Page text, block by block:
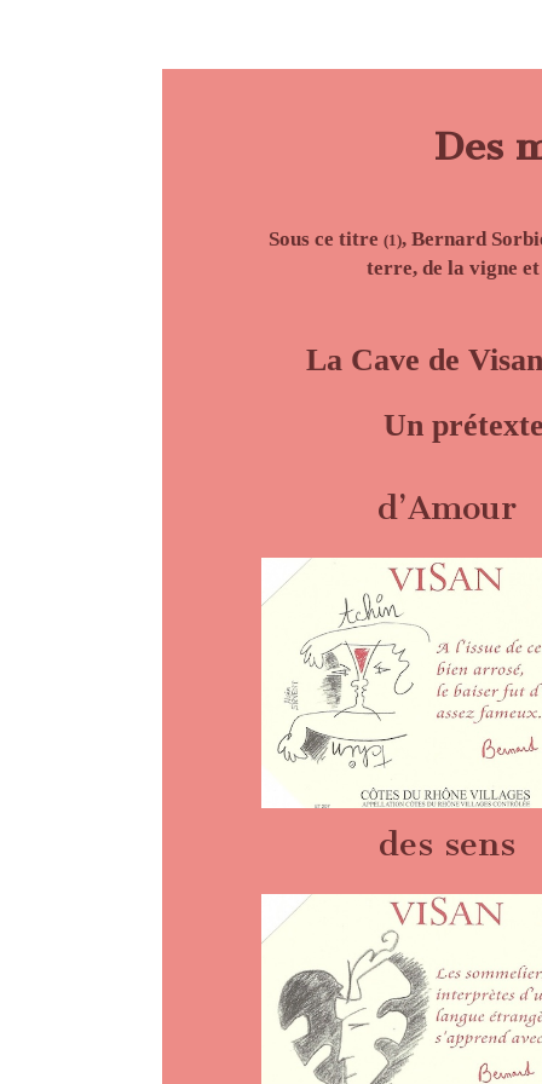
Des
Sous ce titre(1), Bernard
terre, de la vigne
La Cave de
Un
d’Amour
des sens